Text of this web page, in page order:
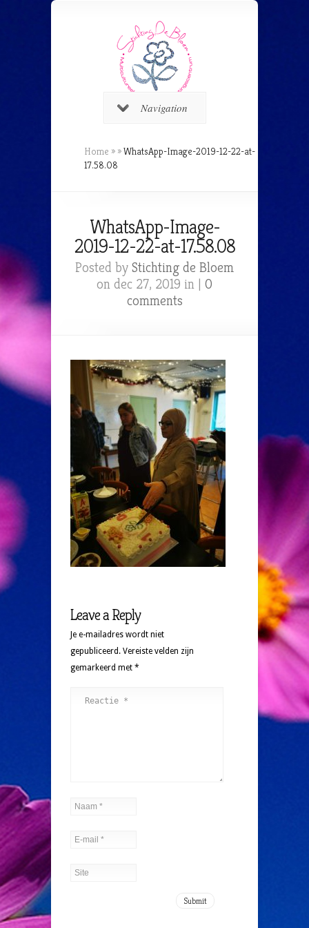
Navigation
Home » »WhatsApp-Image-2019-12-22-at-
17.58.08
WhatsApp-Image-
2019-12-22-at-17.58.08
Posted by Stichting de Bloem
on dec 27, 2019 in | 0
comments
Leave a Reply
Je e-mailadres wordt niet
gepubliceerd. Vereiste velden zijn
gemarkeerd met *